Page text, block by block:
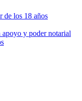
de los 18 años
apoyo y poder notarial